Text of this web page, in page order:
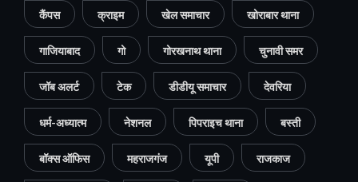
कैंपस क्राइम खेल समाचार खोराबार थाना
गाजियाबाद गो गोरखनाथ थाना चुनावी समर
जॉब अलर्ट टेक डीडीयू समाचार देवरिया
धर्म-अध्यात्म नेशनल पिपराइच थाना बस्ती
बॉक्स ऑफिस महराजगंज यूपी राजकाज